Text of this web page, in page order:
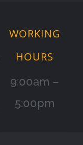
WORKING
HOURS
9:00am –
5:00pm